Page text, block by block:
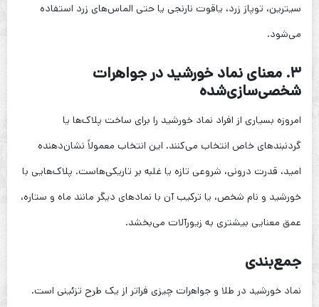
سیترین، توپاز زرد، یاقوت نارنجی یا حتی الماس‌های زرد استفاده
می‌شود.
۳. معنای نماد خورشید در جواهرات
شخصی‌سازی‌شده
امروزه بسیاری از افراد نماد خورشید را برای ساخت پلاک‌ها یا
گردنبندهای خاص انتخاب می‌کنند. این انتخاب معمولاً نشان‌دهنده
امید، قدرت درونی، شروعی تازه یا غلبه بر تاریکی‌هاست. پلاک‌هایی با
خورشید و نام شخص، یا ترکیب آن با نمادهای دیگر مانند ماه و ستاره،
عمق معنایی بیشتری به زیورآلات می‌بخشد.
جمع‌بندی
نماد خورشید در طلا و جواهرات چیزی فراتر از یک طرح تزئینی است.